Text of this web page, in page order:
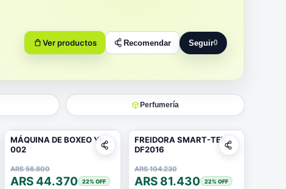
Ver productos Recomendar Seguir0
Seguir a Nlb Combox
Perfumería
MÁQUINA DE BOXEO YK-
002
ARS 56.800
ARS 44.370 22% OFF
FREIDORA SMART-TEK
DF2016
ARS 104.230
ARS 81.430 22% OFF